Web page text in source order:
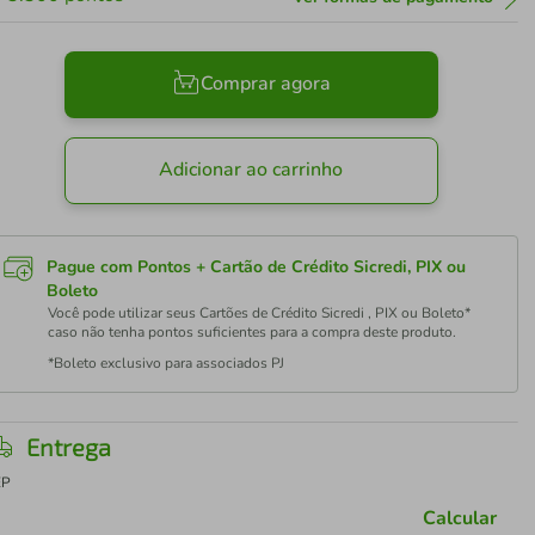
Comprar agora
Adicionar ao carrinho
Pague com Pontos + Cartão de Crédito Sicredi, PIX ou
Boleto
Você pode utilizar seus Cartões de Crédito Sicredi , PIX ou Boleto*
caso não tenha pontos suficientes para a compra deste produto.
*Boleto exclusivo para associados PJ
Entrega
Calcular